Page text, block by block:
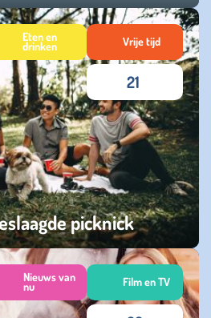
2025
picknick
Eten en
drinken Vrije tijd
21
Nieuws van
nu Film en TV